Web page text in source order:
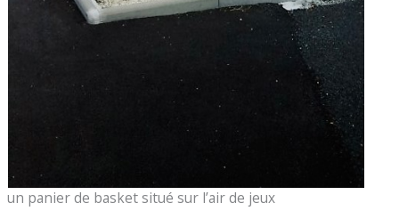
un panier de basket situé sur l’air de jeux